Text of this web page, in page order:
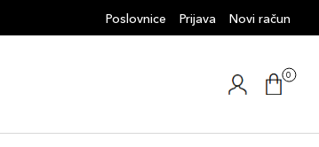
Poslovnice Prijava Novi račun
0